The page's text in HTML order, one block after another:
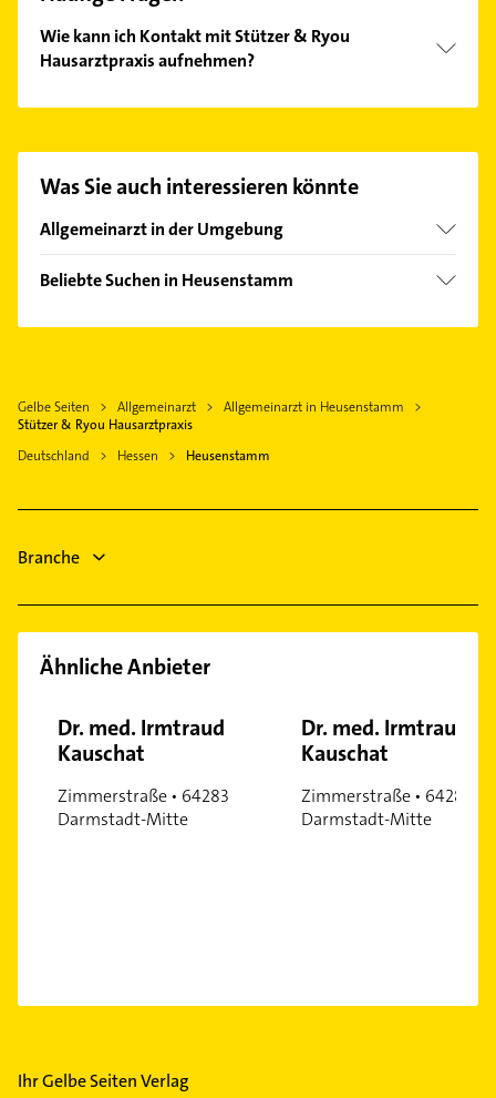
Wie kann ich Kontakt mit Stützer & Ryou
Hausarztpraxis aufnehmen?
Hier finden Sie alleKontaktdaten
Was Sie auch interessieren könnte
Allgemeinarzt in der Umgebung
Obertshausen
Offenbach am Main
Mühlheim am Main
Dreieich
Rödermark
Hainburg Hessen
Beliebte Suchen in Heusenstamm
Lüftungsanlagen
Physikalische Therapie
Krankengymnastik
Elektroinstallation
Gelbe Seiten Allgemeinarzt
Allgemeinarzt in Heusenstamm
Stützer & Ryou Hausarztpraxis
Deutschland
Hessen Heusenstamm
Branche
Ähnliche Anbieter
Dr. med. Irmtraud
Kauschat
Zimmerstraße • 64283
Darmstadt-Mitte
Dr. med. Irmtraud
Kauschat
Zimmerstraße • 64283
Darmstadt-Mitte
Ihr Gelbe Seiten Verlag